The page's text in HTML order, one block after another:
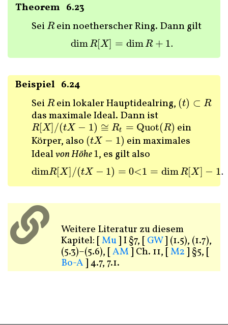
Theorem 6.23
Sei R
Rein noetherscher Ring. Dann gilt
dimR[X] = dimR + 1.
dimR[ X]= dimR+1.
Beispiel 6.24
Sei R
Rein lokaler Hauptidealring, (t) ⊂ R
(t)⊂R
das maximale Ideal. Dann ist
R[X] /(tX − 1) ≅ Rt = Quot(R)
R[X] (tX−1 )≅ Rt =Quot (R )
ein
Körper, also (tX − 1)
(tX− 1)
ein maximales
Idealvon Höhe1
1, es gilt also
dimR[X] /(tX − 1) = 0<1 = dimR[X] − 1.
dimR[X] /(t X− 1)= 0<1= dimR[X]−1.
Weitere Literatur zu diesem
Kapitel: [Mu] I §7, [GW] (1.5), (1.7),
(5.3)–(5.6), [AM] Ch. 11, [M2] §5, [
Bo-A] 4.7, 7.1.